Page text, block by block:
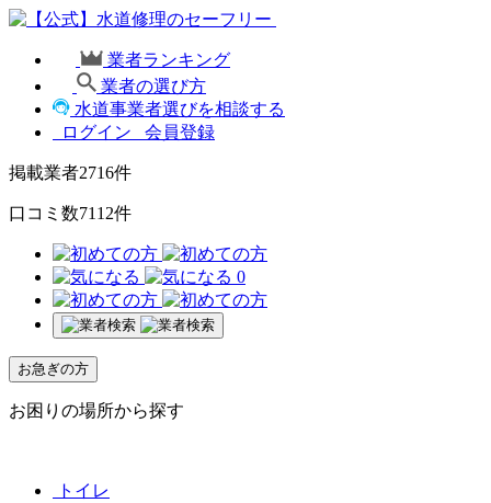
業者ランキング
業者の選び方
水道事業者選びを相談する
ログイン
会員登録
掲載業者2716件
口コミ数7112件
0
お急ぎの方
お困りの場所から探す
トイレ